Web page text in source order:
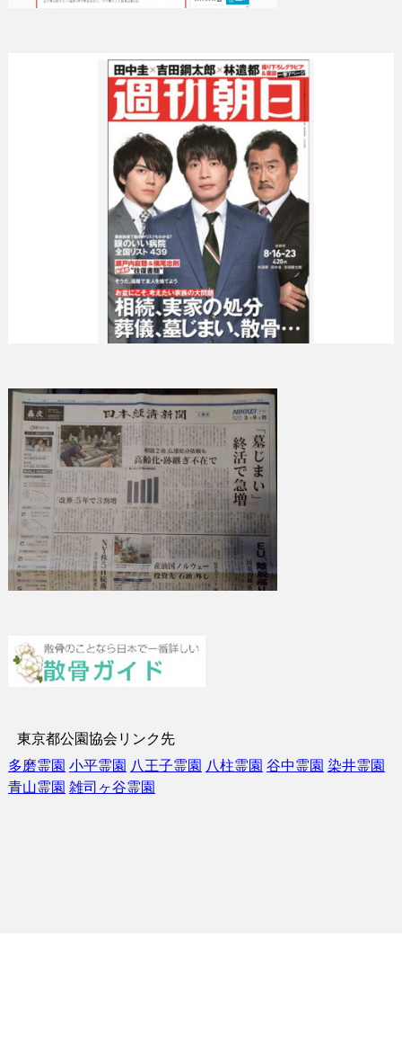
東京都公園協会リンク先
多磨霊園 小平霊園 八王子霊園 八柱霊園 谷中霊園 染井霊園
青山霊園 雑司ヶ谷霊園